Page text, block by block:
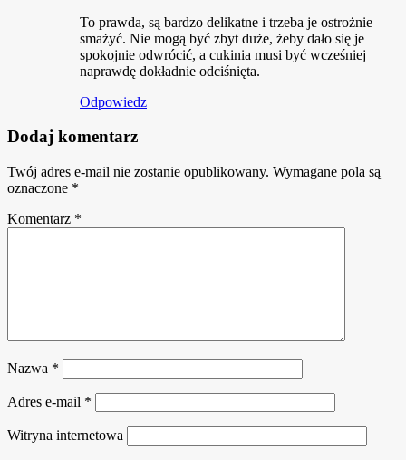
To prawda, są bardzo delikatne i trzeba je ostrożnie
smażyć. Nie mogą być zbyt duże, żeby dało się je
spokojnie odwrócić, a cukinia musi być wcześniej
naprawdę dokładnie odciśnięta.
Odpowiedz
Dodaj komentarz
Twój adres e-mail nie zostanie opublikowany. Wymagane pola są
oznaczone *
Komentarz *
Nazwa *
Adres e-mail *
Witryna internetowa